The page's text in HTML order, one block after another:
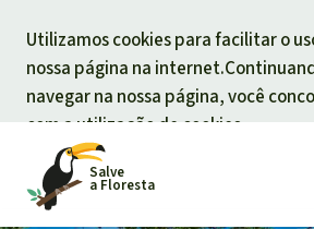
Utilizamos cookies para facilitar o
nossa página na
navegar na nossa página, você
com a utilização de cookies.
Salve
a Floresta